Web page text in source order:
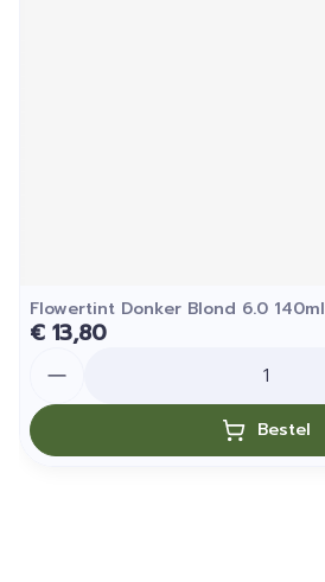
Flowertint Donker Blond 6.0 140ml
€ 13,80
Bestel